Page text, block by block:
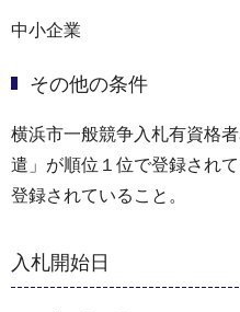
中小企業
その他の条件
横浜市一般競争入札有資格
遣」が順位１位で登録され
登録されていること。
入札開始日